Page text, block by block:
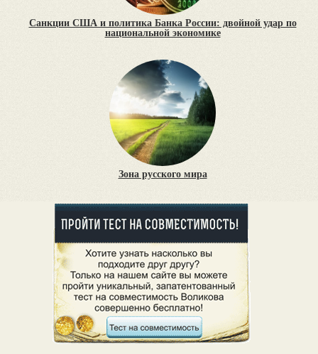
Санкции США и политика Банка России: двойной удар по
национальной экономике
Зона русского мира